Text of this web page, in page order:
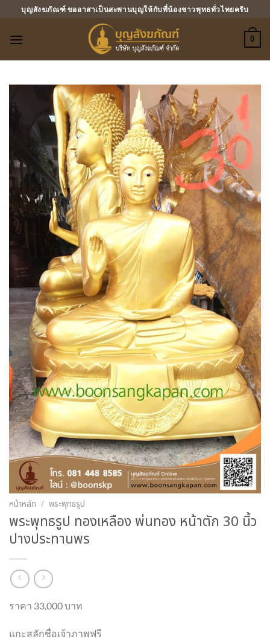
บุญสังฆภัณฑ์ ขออาสาเป็นสะพานบุญให้กับพี่น้องชาวพุทธทั่วไทยครับ
0
หน้าหลัก / พระพุทธรูป
พระพุทธรูป ทองเหลือง พ่นทอง หน้าตัก 30 นิ้ว
ปางประทานพร
ราคา 33,000 บาท
แกะสลักชื่อเจ้าภาพฟรี